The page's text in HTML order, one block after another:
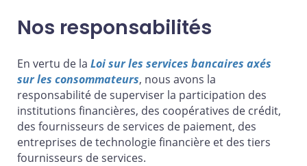
Nos responsabilités
En vertu de la Loi sur les services bancaires axés
sur les consommateurs, nous avons la
responsabilité de superviser la participation des
institutions financières, des coopératives de crédit,
des fournisseurs de services de paiement, des
entreprises de technologie financière et des tiers
fournisseurs de services.